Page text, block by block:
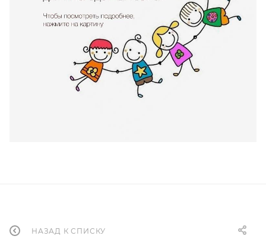
НАЗАД К СПИСКУ